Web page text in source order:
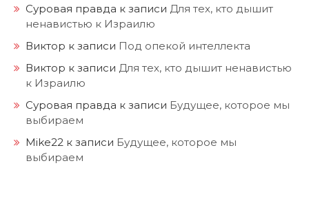
Суровая правда к записи Для тех, кто дышит
ненавистью к Израилю
Виктор к записи Под опекой интеллекта
Виктор к записи Для тех, кто дышит ненавистью
к Израилю
Суровая правда к записи Будущее, которое мы
выбираем
Mike22 к записи Будущее, которое мы
выбираем